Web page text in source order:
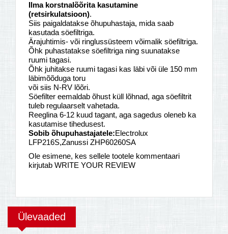
Ilma korstnalõõrita kasutamine
(retsirkulatsioon).
Siis paigaldatakse õhupuhastaja, mida saab
kasutada söefiltriga.
Ärajuhtimis- või ringlussüsteem võimalik söefiltriga.
Õhk puhastatakse söefiltriga ning suunatakse
ruumi tagasi.
Õhk juhitakse ruumi tagasi kas läbi või üle 150 mm
läbimõõduga toru
või siis N-RV lõõri.
Söefilter eemaldab õhust küll lõhnad, aga söefiltrit
tuleb regulaarselt vahetada.
Reeglina 6-12 kuud tagant, aga sagedus oleneb ka
kasutamise tihedusest.
Sobib õhupuhastajatele:Electrolux
LFP216S,Zanussi ZHP60260SA
Ole esimene, kes sellele tootele kommentaari
kirjutab WRITE YOUR REVIEW
Ülevaaded